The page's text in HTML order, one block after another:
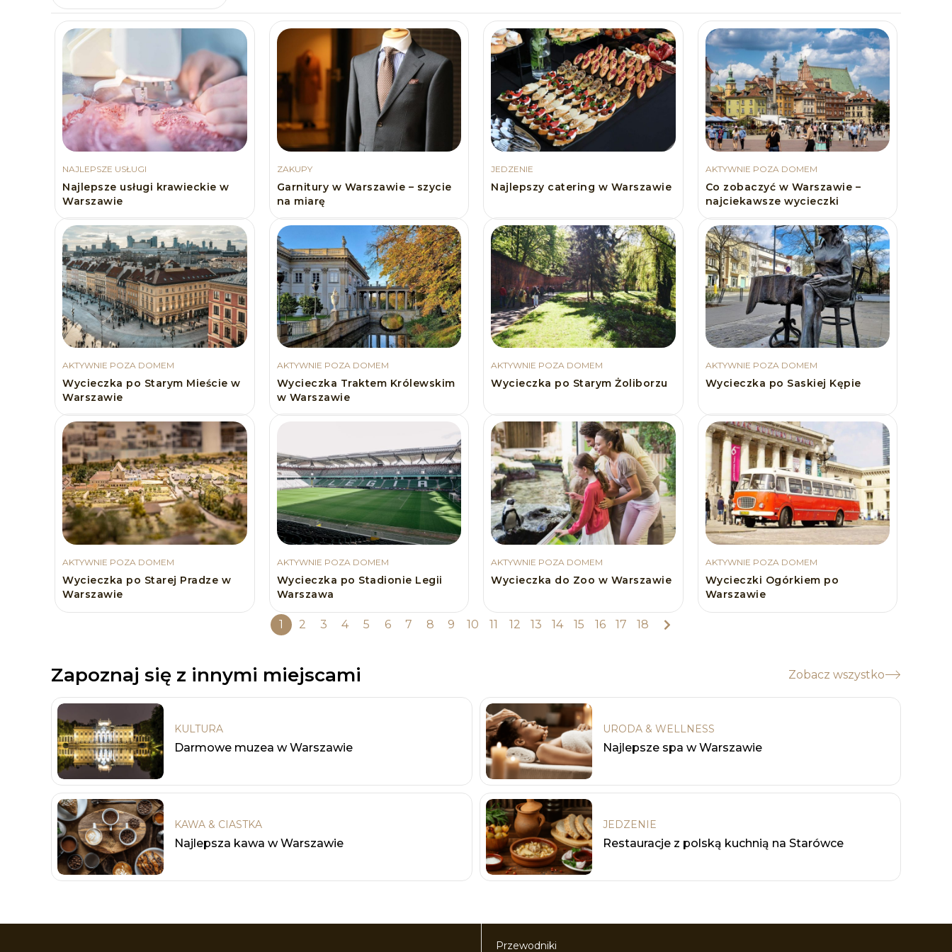
NAJLEPSZE USŁUGI
Najlepsze usługi krawieckie w
Warszawie
ZAKUPY
Garnitury w Warszawie – szycie
na miarę
JEDZENIE
Najlepszy catering w Warszawie
AKTYWNIE POZA DOMEM
Co zobaczyć w Warszawie –
najciekawsze wycieczki
AKTYWNIE POZA DOMEM
Wycieczka po Starym Mieście w
Warszawie
AKTYWNIE POZA DOMEM
Wycieczka Traktem Królewskim
w Warszawie
AKTYWNIE POZA DOMEM
Wycieczka po Starym Żoliborzu
AKTYWNIE POZA DOMEM
Wycieczka po Saskiej Kępie
AKTYWNIE POZA DOMEM
Wycieczka po Starej Pradze w
Warszawie
AKTYWNIE POZA DOMEM
Wycieczka po Stadionie Legii
Warszawa
AKTYWNIE POZA DOMEM
Wycieczka do Zoo w Warszawie
AKTYWNIE POZA DOMEM
Wycieczki Ogórkiem po
Warszawie
1 2 3 4 5 6 7 8 9 10 11 12 13 14 15 16 17 18
Zapoznaj się z innymi miejscami Zobacz wszystko
KULTURA
Darmowe muzea w Warszawie
URODA & WELLNESS
Najlepsze spa w Warszawie
KAWA & CIASTKA
Najlepsza kawa w Warszawie
JEDZENIE
Restauracje z polską kuchnią na Starówce
Przewodniki